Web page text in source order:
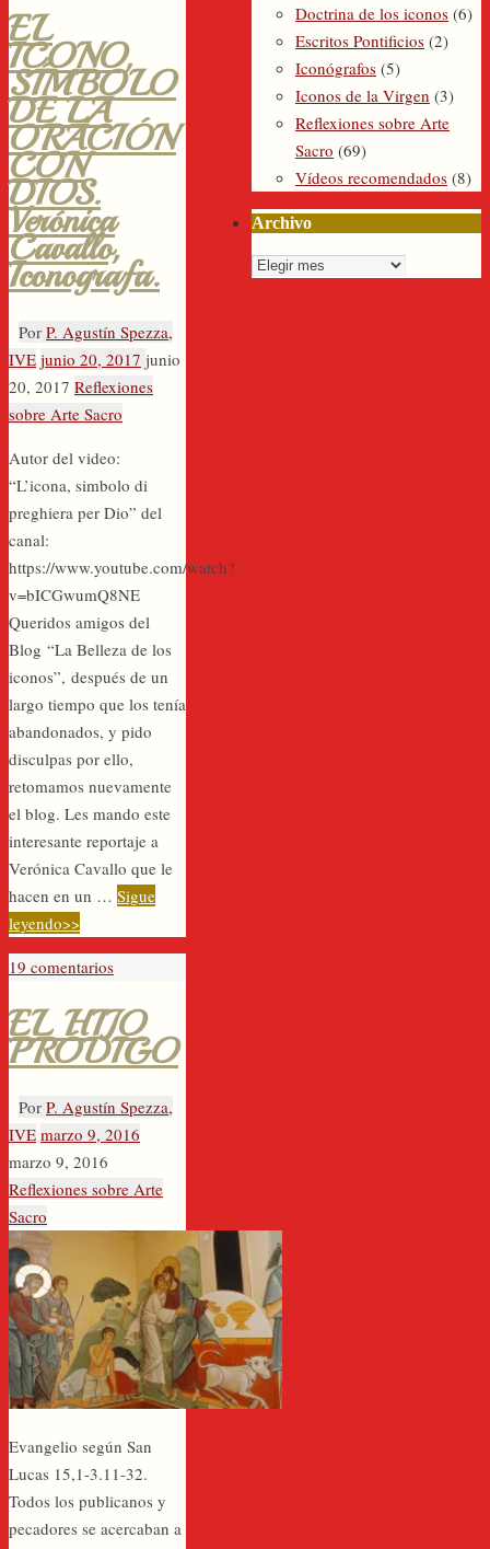
EL
ICONO,
SÍMBOLO
DE LA
ORACIÓN
CON
DIOS.
Verónica
Cavallo,
Iconografa.
Por P. Agustín Spezza,
IVE junio 20, 2017 junio
20, 2017 Reflexiones
sobre Arte Sacro
Autor del video:
“L’icona, simbolo di
preghiera per Dio” del
canal:
https://www.youtube.com/watch?
v=bICGwumQ8NE
Queridos amigos del
Blog “La Belleza de los
iconos”, después de un
largo tiempo que los tenía
abandonados, y pido
disculpas por ello,
retomamos nuevamente
el blog. Les mando este
interesante reportaje a
Verónica Cavallo que le
hacen en un … Sigue
leyendo>>
19 comentarios
EL HIJO
PRÓDIGO
Por P. Agustín Spezza,
IVE marzo 9, 2016
marzo 9, 2016
Reflexiones sobre Arte
Sacro
Evangelio según San
Lucas 15,1-3.11-32.
Todos los publicanos y
pecadores se acercaban a
Doctrina de los iconos (6)
Escritos Pontificios (2)
Iconógrafos (5)
Iconos de la Virgen (3)
Reflexiones sobre Arte
Sacro (69)
Vídeos recomendados (8)
Archivo
Archivo